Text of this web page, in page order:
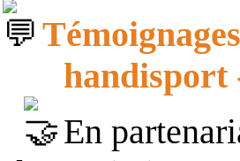
handisport
En